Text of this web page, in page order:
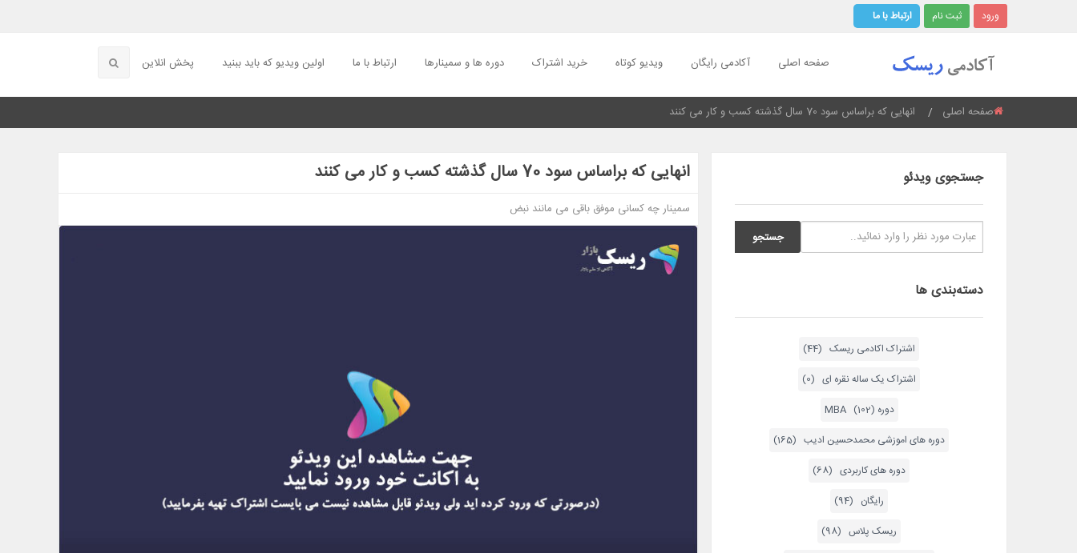
ورود ثبت نام ارتباط با ما
صفحه اصلی آکادمی رایگان ویدیو کوتاه خرید اشتراک دوره ها و سمینارها ارتباط با ما اولین ویدیو که باید ببنید پخش انلاین
Current:
انهایی که براساس سود 70 سال گذشته کسب و کار می کنند صفحه اصلی
انهایی که براساس سود 70 سال گذشته کسب و کار می کنند
سمینار چه کسانی موفق باقی می مانند نبض
جستجوی ویدئو
دسته‌بندی ها
اشتراک اکادمی ریسک (44)
اشتراک یک ساله نقره ای (0)
دوره MBA (102)
دوره های اموزشی محمدحسین ادیب (165)
دوره های کاربردی (68)
رایگان (94)
ریسک پلاس (98)